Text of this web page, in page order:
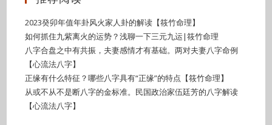
2023癸卯年值年卦风火家人卦的解读【筱竹命理】
如何抓住九紫离火的运势？浅聊一下三元九运|筱竹命理
八字合盘之中有共振，夫妻感情才有基础。两对夫妻八字命例
【心流法八字】
正缘有什么特征？哪些八字具有“正缘”的特点【筱竹命理】
从或不从不是断八字的金标准。民国政治家伍廷芳的八字解读
【心流法八字】